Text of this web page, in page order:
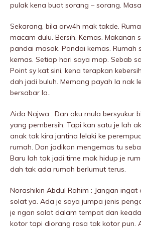
pulak kena buat sorang – sorang.
Sekarang, bila arw4h mak takde.
macam dulu. Bersih. Kemas. Makanan
pandai masak. Pandai kemas. Rumah
kemas. Setiap hari saya mop. Sebab
Point sy kat sini, kena terapkan
dah jadi buluh. Memang payah la nak
bersabar la..
Aida Najwa : Dan aku mula bersyukur
yang pembersih. Tapi kan satu je lah
anak tak kira jantina lelaki ke
rumah. Dan jadikan mengemas tu
Baru lah tak jadi time mak hidup je
dah tak ada rumah berlumut terus.
Norashikin Abdul Rahim : Jangan
solat ya. Ada je saya jumpa jenis
je ngan solat dalam tempat dan
kotor tapi diorang rasa tak kotor pun.